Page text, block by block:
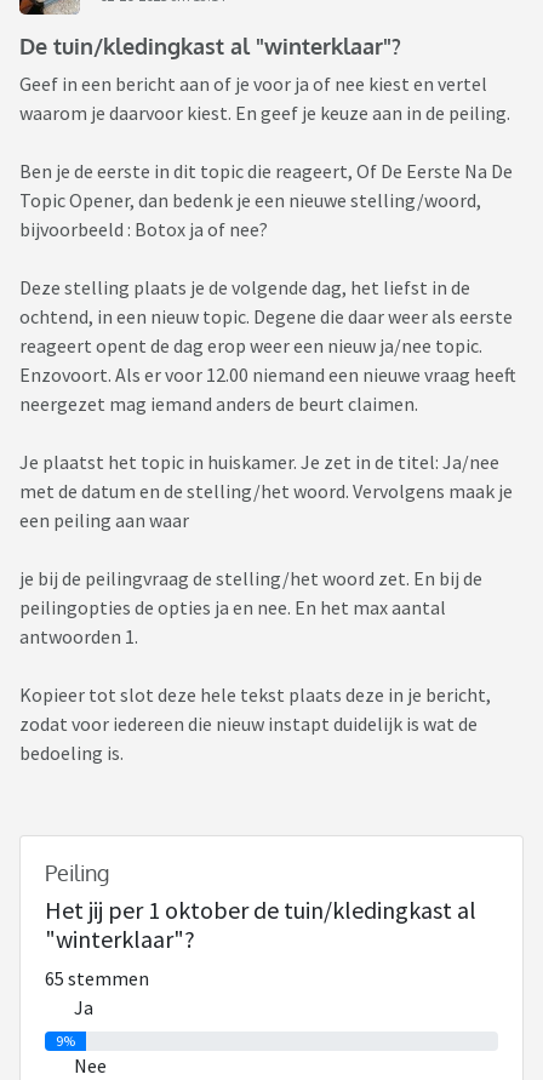
De tuin/kledingkast al "winterklaar"?
Geef in een bericht aan of je voor ja of nee kiest en vertel
waarom je daarvoor kiest. En geef je keuze aan in de peiling.
Ben je de eerste in dit topic die reageert, Of De Eerste Na De
Topic Opener, dan bedenk je een nieuwe stelling/woord,
bijvoorbeeld : Botox ja of nee?
Deze stelling plaats je de volgende dag, het liefst in de
ochtend, in een nieuw topic. Degene die daar weer als eerste
reageert opent de dag erop weer een nieuw ja/nee topic.
Enzovoort. Als er voor 12.00 niemand een nieuwe vraag heeft
neergezet mag iemand anders de beurt claimen.
Je plaatst het topic in huiskamer. Je zet in de titel: Ja/nee
met de datum en de stelling/het woord. Vervolgens maak je
een peiling aan waar
je bij de peilingvraag de stelling/het woord zet. En bij de
peilingopties de opties ja en nee. En het max aantal
antwoorden 1.
Kopieer tot slot deze hele tekst plaats deze in je bericht,
zodat voor iedereen die nieuw instapt duidelijk is wat de
bedoeling is.
Peiling
Het jij per 1 oktober de tuin/kledingkast al
"winterklaar"?
65 stemmen
Ja
9%
Nee